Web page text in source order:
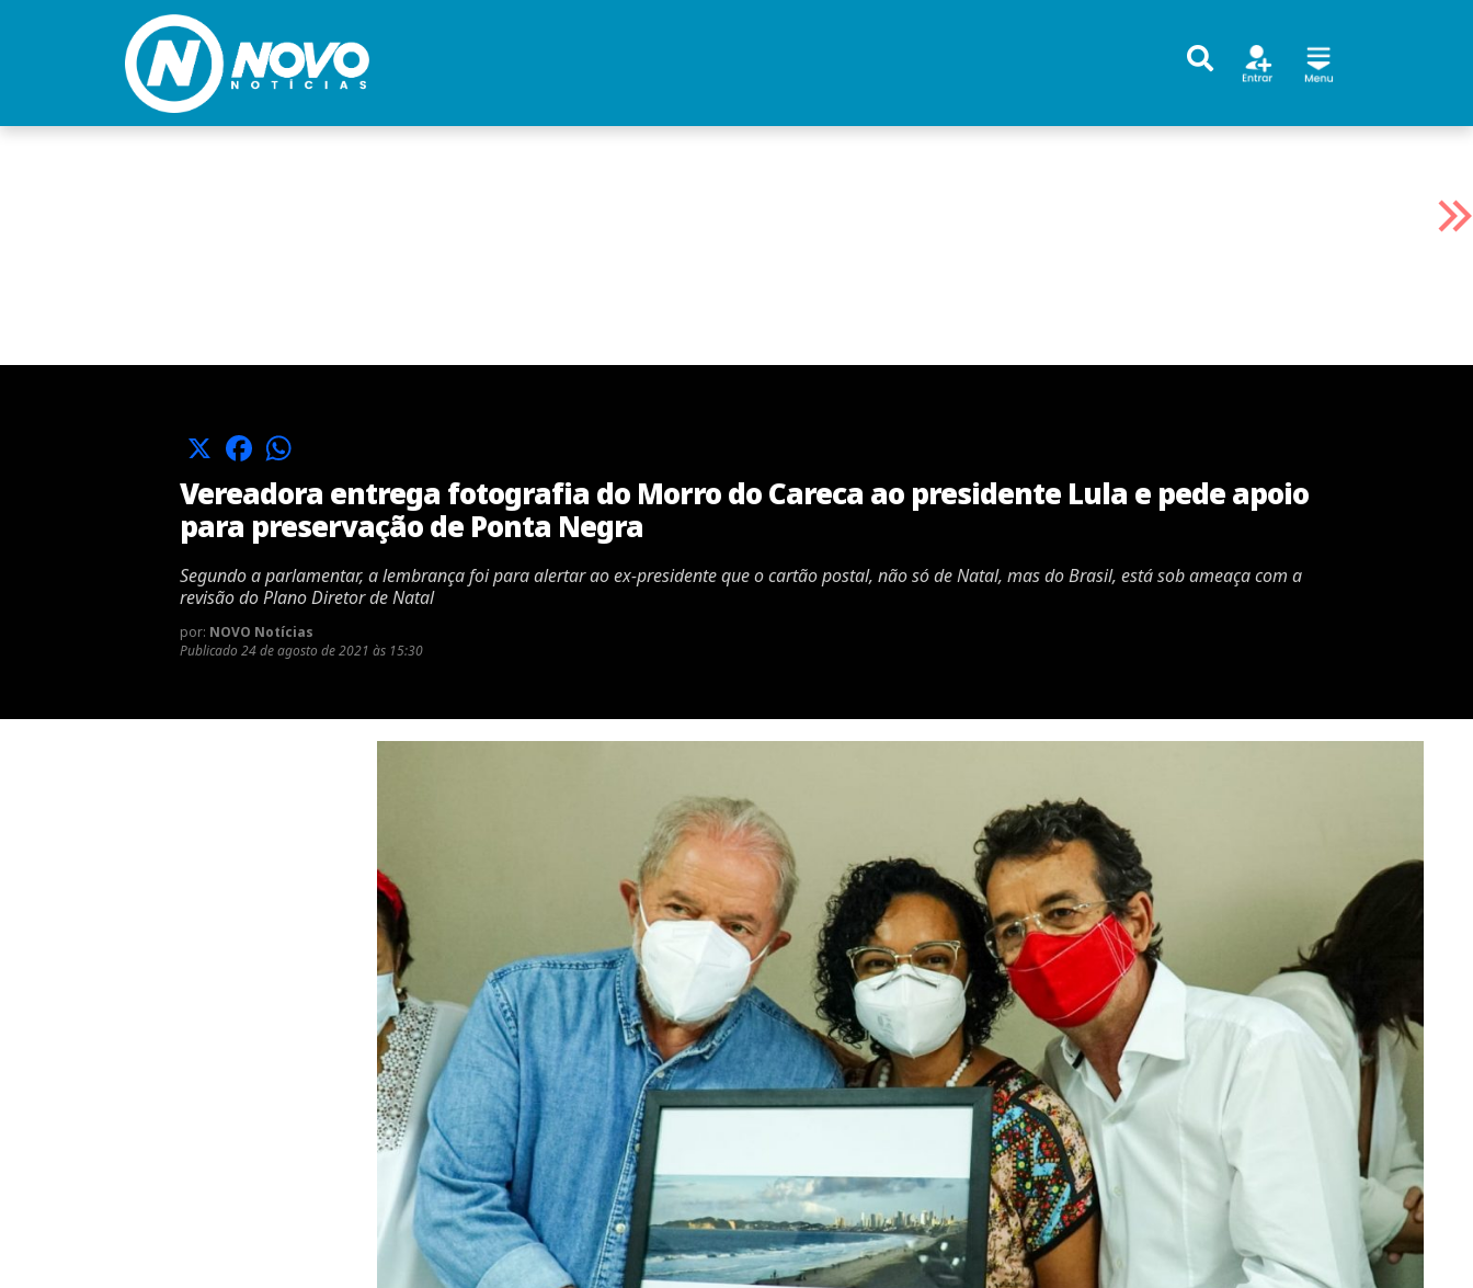
X Facebook
Vereadora entrega fotografia do Morro do Careca ao presidente Lula e pede apoio
para preservação de Ponta Negra
Segundo a parlamentar, a lembrança foi para alertar ao ex-presidente que o cartão postal, não só de Natal, mas do Brasil, está sob ameaça com a
revisão do Plano Diretor de Natal
por: NOVO Notícias
Publicado 24 de agosto de 2021 às 15:30